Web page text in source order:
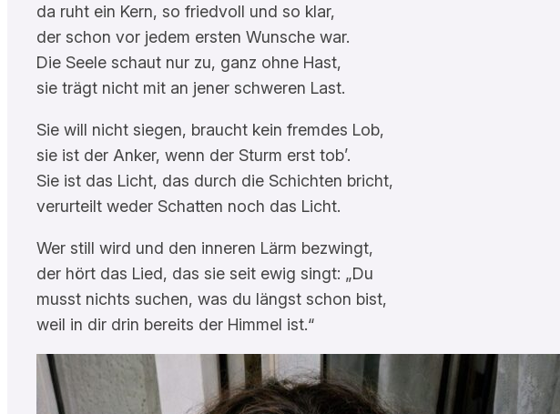
da ruht ein Kern, so friedvoll und so klar,
der schon vor jedem ersten Wunsche war.
Die Seele schaut nur zu, ganz ohne Hast,
sie trägt nicht mit an jener schweren Last.
Sie will nicht siegen, braucht kein fremdes Lob,
sie ist der Anker, wenn der Sturm erst tob’.
Sie ist das Licht, das durch die Schichten bricht,
verurteilt weder Schatten noch das Licht.
Wer still wird und den inneren Lärm bezwingt,
der hört das Lied, das sie seit ewig singt: „Du
musst nichts suchen, was du längst schon bist,
weil in dir drin bereits der Himmel ist.“